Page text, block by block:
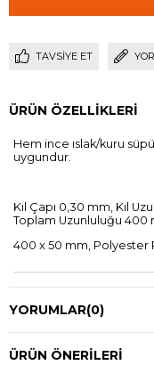
TAVSIYE ET
ÜRÜN ÖZELLIKLERI
Hem ince ıslak/kuru
uygundur.
Kıl Çapı 0,30 mm, Kıl
Toplam Uzunluluğu 400
400 x 50 mm, Polyester
YORUMLAR(0)
ÜRÜN ÖNERILERI